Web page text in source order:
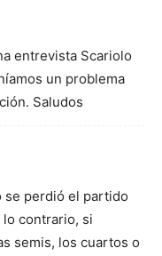
entrevista Scariolo
un problema
Saludos
se perdió el partido
contrario, si
semis, los cuartos o